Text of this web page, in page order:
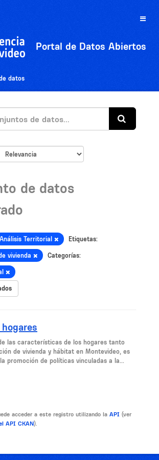
Toggle
Portal de Datos Abiertos
datos
de datos
Análisis Territorial Etiquetas:
vivienda Categorías:
las características de los hogares tanto
de vivienda y hábitat en Montevideo, es
promoción de políticas vinculadas a la...
acceder a este registro utilizando la API (ver
API CKAN).